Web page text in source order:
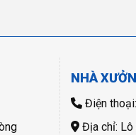
NHÀ
Điện
Địa chỉ: Lô